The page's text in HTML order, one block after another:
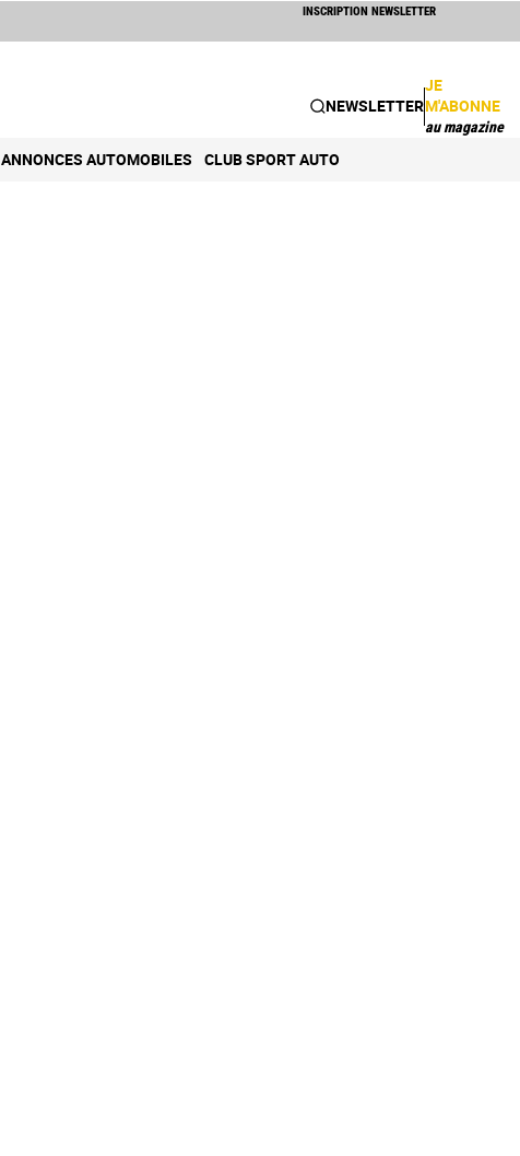
INSCRIPTION NEWSLETTER
NEWSLETTER
JE
M'ABONNE
au magazine
ANNONCES AUTOMOBILES CLUB SPORT AUTO